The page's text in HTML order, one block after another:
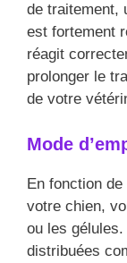
de traitement,
est fortement
réagit
prolonger le
de votre
Mode
En fonction de
votre chien,
ou les
distribuées